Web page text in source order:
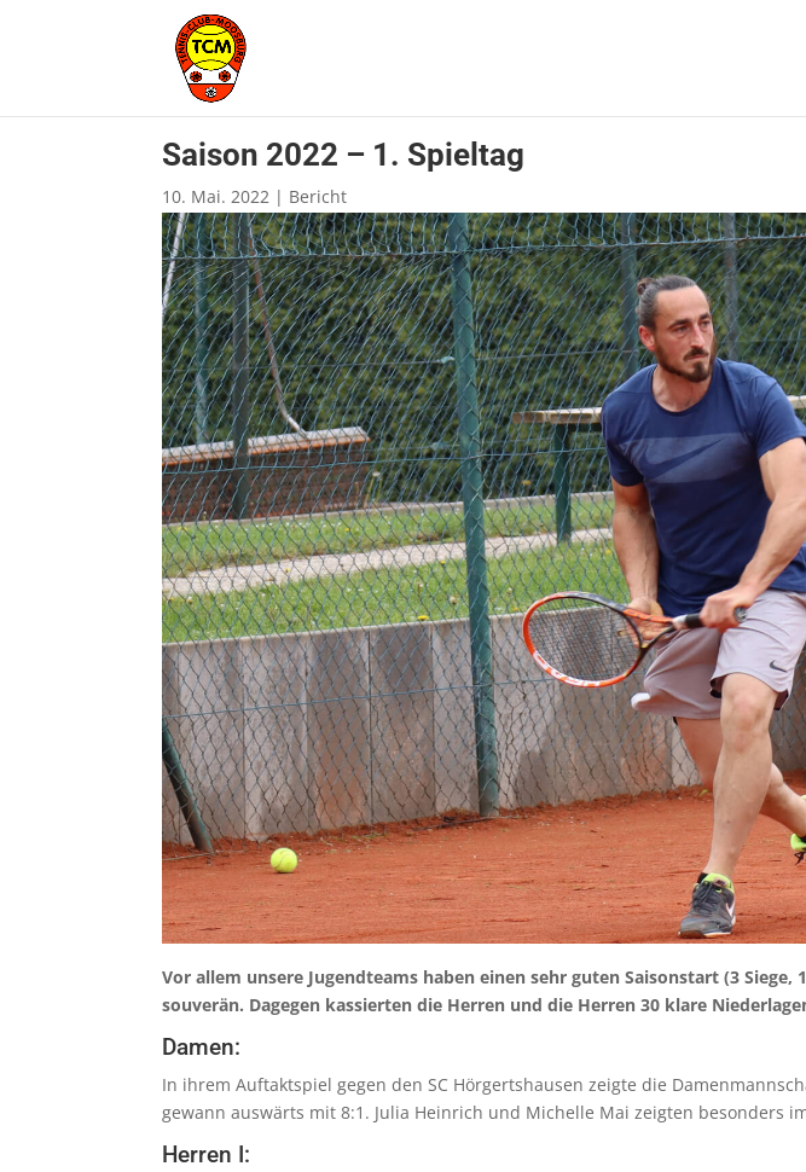
Saison 2022 – 1. Spieltag
10. Mai. 2022 | Bericht
Vor allem unsere Jugendteams haben einen sehr guten Saisonstart (3
souverän. Dagegen kassierten die Herren und die Herren 30 klare
Damen:
In ihrem Auftaktspiel gegen den SC Hörgertshausen zeigte die
gewann auswärts mit 8:1. Julia Heinrich und Michelle Mai zeigten besonders
Herren I: